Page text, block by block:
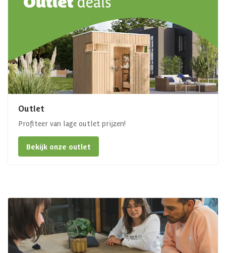
Outlet
Profiteer van lage outlet prijzen!
Bekijk onze outlet